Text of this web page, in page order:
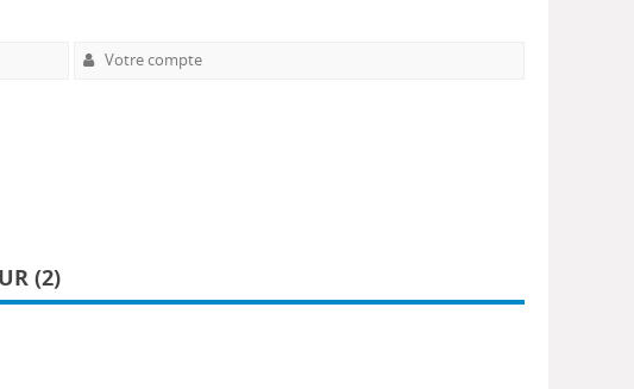
Votre compte
(2)